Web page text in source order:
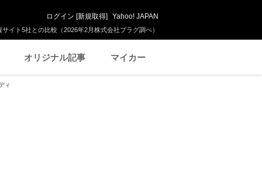
イト5社との比較（2026年2月株式会社プラグ調べ）
ログイン [新規取得] Yahoo! JAPAN
オリジナル記事 マイカー
ィ